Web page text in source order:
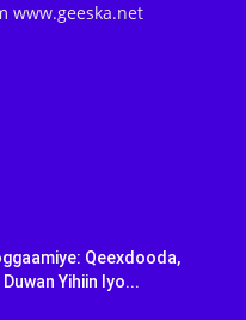
www.geeska.net
Qeexdooda,
Yihiin Iyo...